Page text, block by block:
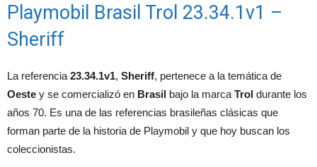
Playmobil Brasil Trol 23.34.1v1 –
Sheriff
La referencia 23.34.1v1, Sheriff, pertenece a la temática de
Oeste y se comercializó en Brasil bajo la marca Trol durante los
años 70. Es una de las referencias brasileñas clásicas que
forman parte de la historia de Playmobil y que hoy buscan los
coleccionistas.